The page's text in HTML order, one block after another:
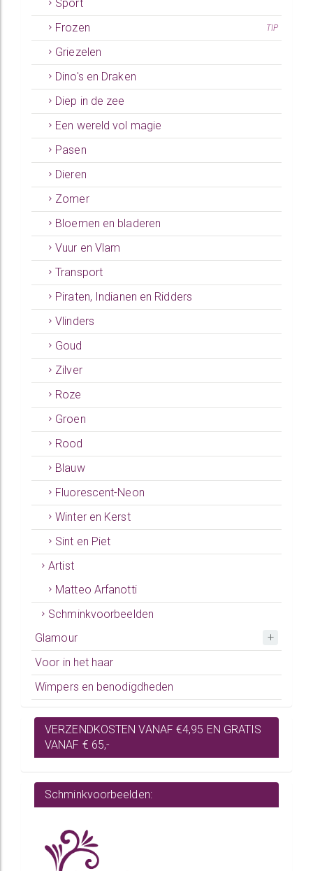
Sport
Frozen
TIP
Griezelen
Dino's en Draken
Diep in de zee
Een wereld vol magie
Pasen
Dieren
Zomer
Bloemen en bladeren
Vuur en Vlam
Transport
Piraten, Indianen en Ridders
Vlinders
Goud
Zilver
Roze
Groen
Rood
Blauw
Fluorescent-Neon
Winter en Kerst
Sint en Piet
Artist
Matteo Arfanotti
Schminkvoorbeelden
Glamour
Voor in het haar
Wimpers en benodigdheden
VERZENDKOSTEN VANAF €4,95 EN GRATIS
VANAF € 65,-
Schminkvoorbeelden: